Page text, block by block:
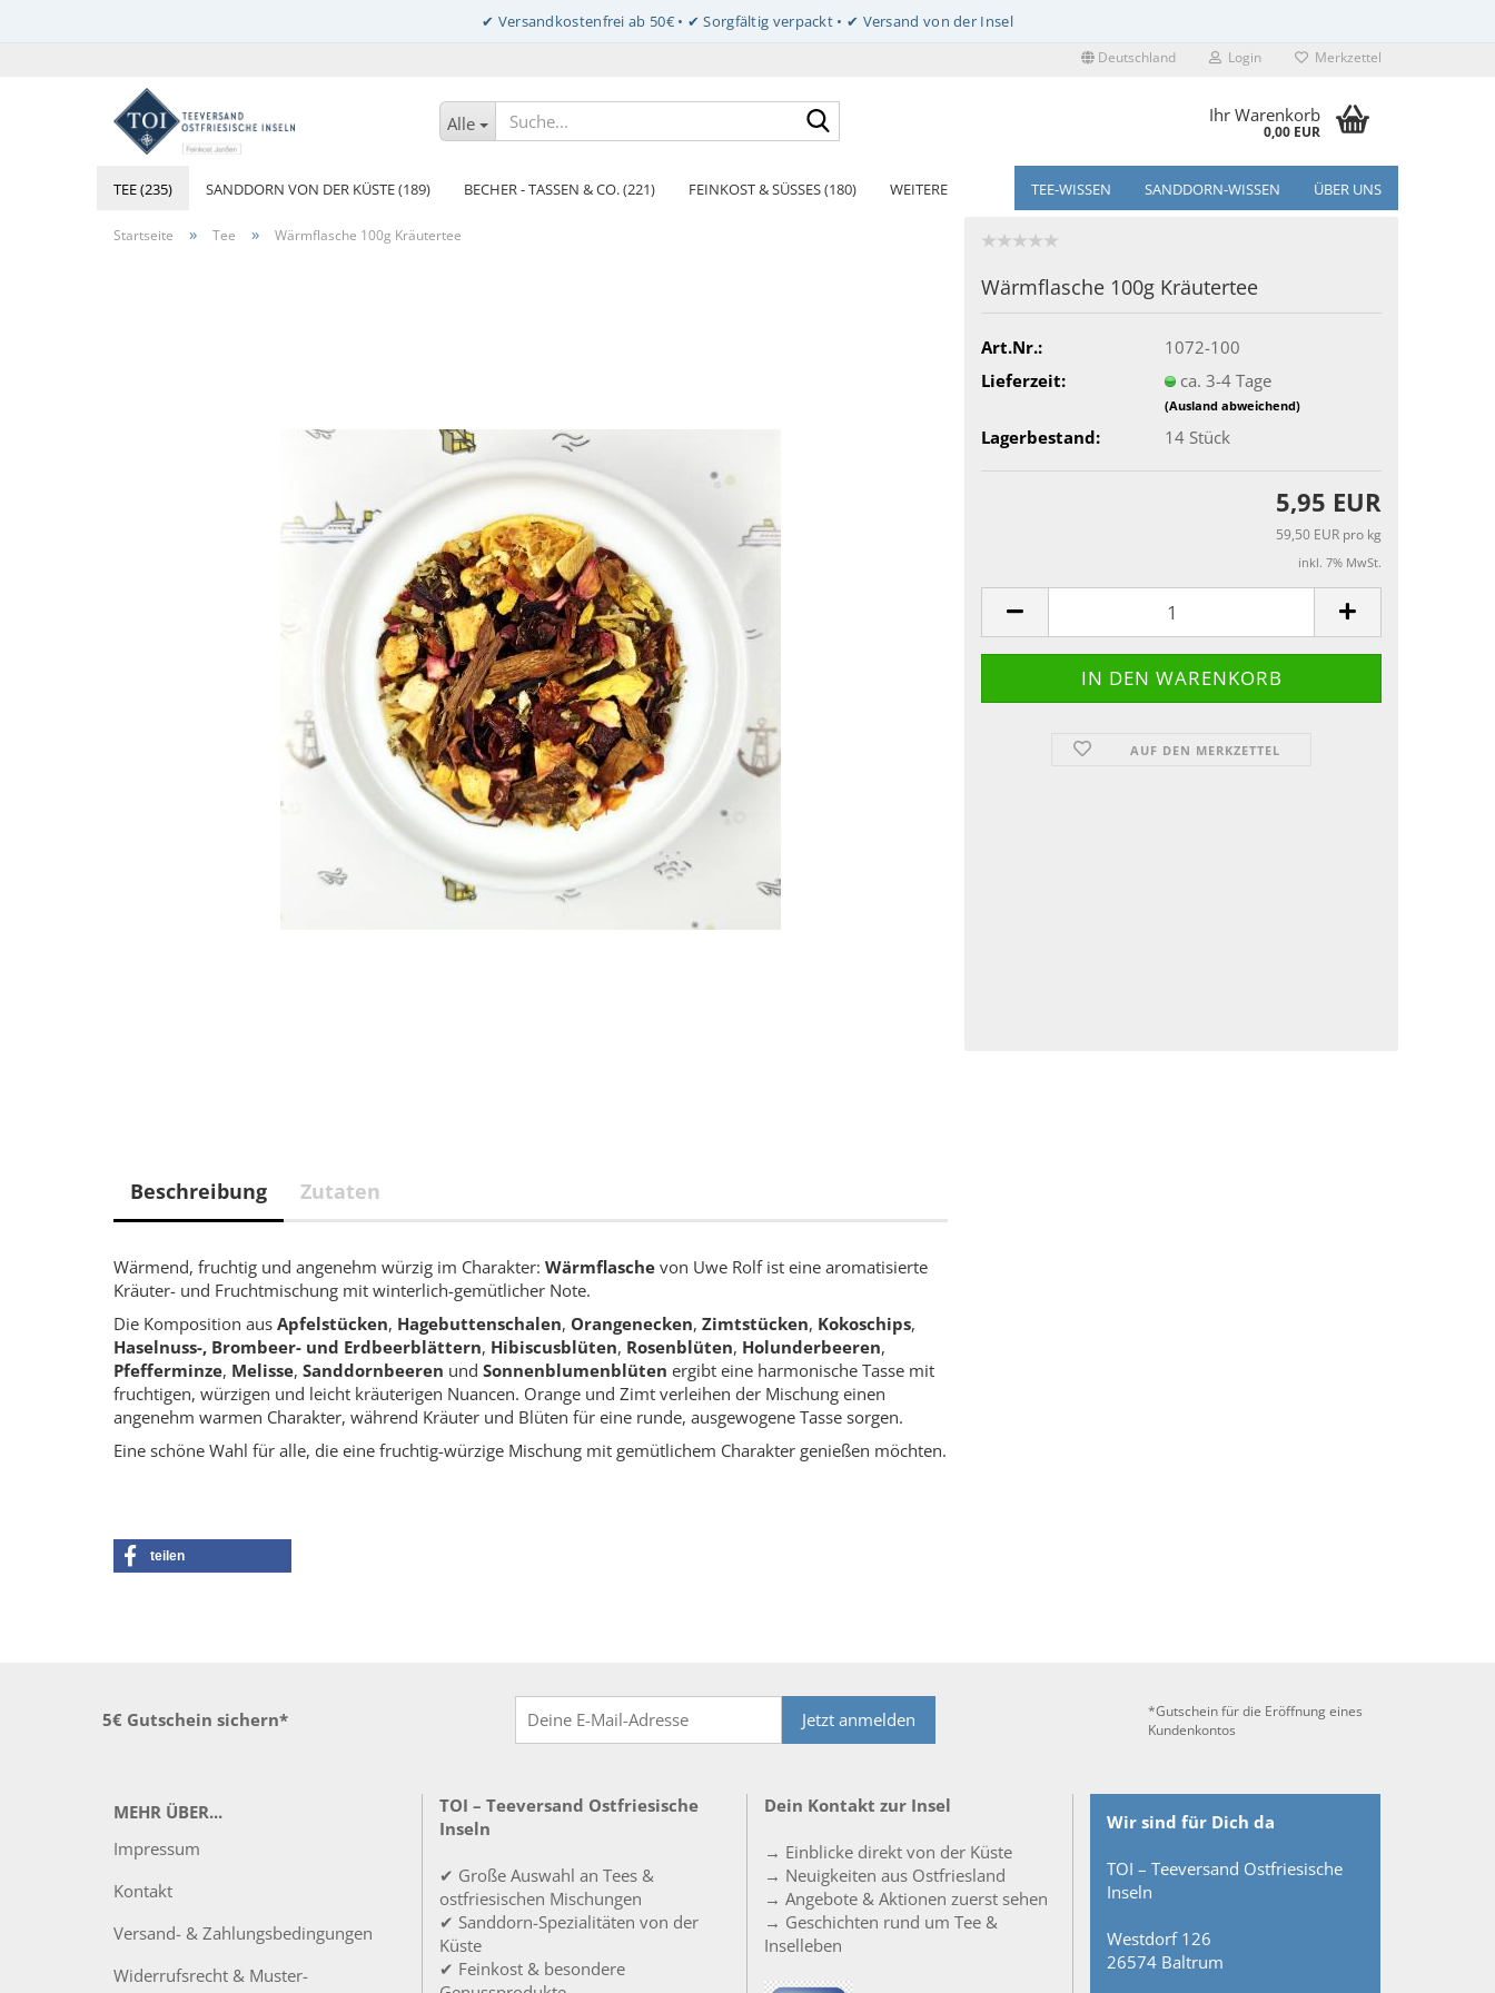
Deutschland Login Merkzettel
Alle Ihr Warenkorb
0,00 EUR
TEE (235) SANDDORN VON DER KÜSTE (189) BECHER - TASSEN & CO. (221) FEINKOST & SÜSSES (180) TEE-WISSEN SANDDORN-WISSEN ÜBER UNS
WEITERE
Startseite » Tee » Wärmflasche 100g Kräutertee
Wärmflasche 100g Kräutertee
Art.Nr.:
1072-100
Lieferzeit:
ca. 3-4 Tage
(Ausland abweichend)
Lagerbestand: 14 Stück
5,95 EUR
59,50 EUR pro kg
inkl. 7% MwSt.
AUF DEN MERKZETTEL
Beschreibung Zutaten
Wärmend, fruchtig und angenehm würzig im Charakter: Wärmflasche von Uwe Rolf ist eine aromatisierte
Kräuter- und Fruchtmischung mit winterlich-gemütlicher Note.
Die Komposition aus Apfelstücken, Hagebuttenschalen, Orangenecken, Zimtstücken, Kokoschips,
Haselnuss-, Brombeer- und Erdbeerblättern, Hibiscusblüten, Rosenblüten, Holunderbeeren,
Pfefferminze, Melisse, Sanddornbeeren und Sonnenblumenblüten ergibt eine harmonische Tasse mit
fruchtigen, würzigen und leicht kräuterigen Nuancen. Orange und Zimt verleihen der Mischung einen
angenehm warmen Charakter, während Kräuter und Blüten für eine runde, ausgewogene Tasse sorgen.
Eine schöne Wahl für alle, die eine fruchtig-würzige Mischung mit gemütlichem Charakter genießen möchten.
teilen
5€ Gutschein sichern* Jetzt anmelden
*Gutschein für die Eröffnung eines
Kundenkontos
MEHR ÜBER...
Impressum
Kontakt
Versand- & Zahlungsbedingungen
Widerrufsrecht & Muster-
TOI – Teeversand Ostfriesische
Inseln
✔ Große Auswahl an Tees &
ostfriesischen Mischungen
✔ Sanddorn-Spezialitäten von der
Küste
✔ Feinkost & besondere
Dein Kontakt zur Insel
→ Einblicke direkt von der Küste
→ Neuigkeiten aus Ostfriesland
→ Angebote & Aktionen zuerst sehen
→ Geschichten rund um Tee &
Inselleben
Wir sind für Dich da
TOI – Teeversand Ostfriesische
Inseln
Westdorf 126
26574 Baltrum